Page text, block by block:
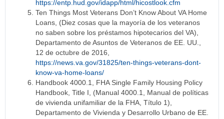
https://entp.hud.gov/idapp/html/hicostlook.cfm
Ten Things Most Veterans Don’t Know About VA Home
Loans, (Diez cosas que la mayoría de los veteranos
no saben sobre los préstamos hipotecarios del VA),
Departamento de Asuntos de Veteranos de EE. UU.,
12 de octubre de 2016,
https://news.va.gov/31825/ten-things-veterans-dont-
know-va-home-loans/
Handbook 4000.1, FHA Single Family Housing Policy
Handbook, Title I, (Manual 4000.1, Manual de políticas
de vivienda unifamiliar de la FHA, Título 1),
Departamento de Vivienda y Desarrollo Urbano de EE.